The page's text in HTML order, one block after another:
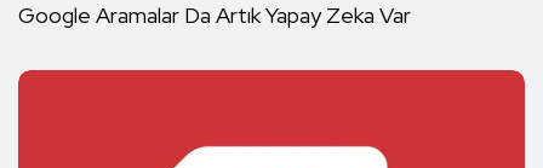
Google Aramalar Da Artık Yapay Zeka Var